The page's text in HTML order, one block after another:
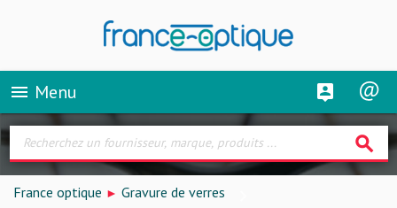
menu Menu
search
France optique Gravure de verres